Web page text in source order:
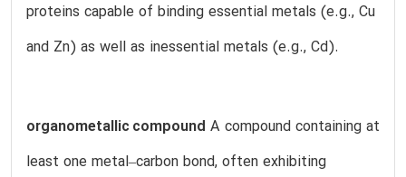
proteins capable of binding essential metals (e.g., Cu
and Zn) as well as inessential metals (e.g., Cd).
organometallic compound A compound containing at
least one metal–carbon bond, often exhibiting